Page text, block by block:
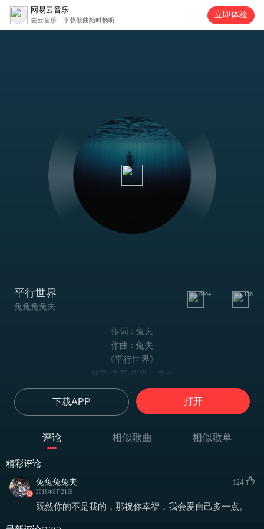
网易云音乐
去云音乐，下载歌曲随时畅听
立即体验
平行世界
兔兔兔兔夫
999+ 136
作词 : 兔夫
作曲 : 兔夫
《平行世界》
创意/文案/构思：兔夫
作词/作曲：兔夫
编曲和弦编写/编曲：刘宁
编唱：兔夫 张浩辕
和声：兔夫 张浩辕 程海蕴
录音室/混音室：“鬼乐”Studio
下载APP 打开
评论 相似歌曲 相似歌单
精彩评论
兔兔兔兔夫
2018年5月21日
124
既然你的不是我的，那祝你幸福，我会爱自己多一点。